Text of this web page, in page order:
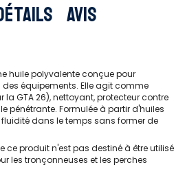
Avis
huile polyvalente conçue pour
des équipements. Elle agit comme
la GTA 26), nettoyant, protecteur contre
pénétrante. Formulée à partir d'huiles
dans le temps sans former de
ce produit n'est pas destiné à être utilisé
les tronçonneuses et les perches